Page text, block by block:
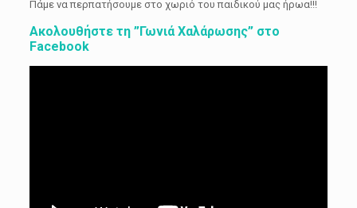
Πάμε να περπατήσουμε στο χωριό του παιδικού μας ήρωα!!!
Ακολουθήστε τη ”Γωνιά Χαλάρωσης” στο
Facebook